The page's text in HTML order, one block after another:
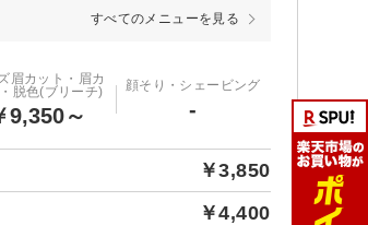
すべてのメニューを見る
眉カット・眉カ
脱色(ブリーチ)
9,350～
顔そり・シェービング
-
￥3,850
￥4,400